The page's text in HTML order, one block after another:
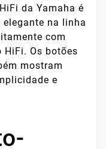
da Yamaha é
na linha
com
Os botões
mostram
e